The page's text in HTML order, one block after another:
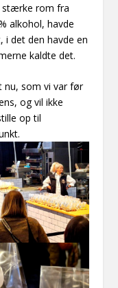
stærke rom fra
alkohol, havde
det den havde en
kaldte det.
nu, som vi var før
og vil ikke
op til